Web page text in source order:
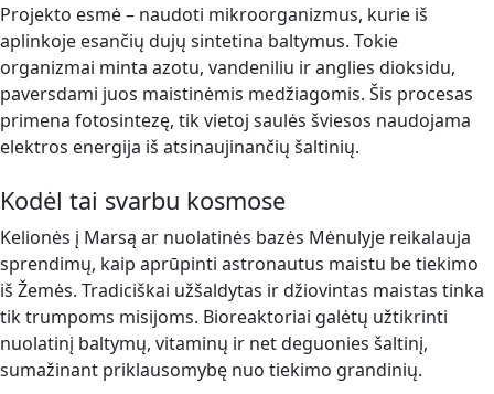
Projekto esmė – naudoti mikroorganizmus, kurie iš
aplinkoje esančių dujų sintetina baltymus. Tokie
organizmai minta azotu, vandeniliu ir anglies dioksidu,
paversdami juos maistinėmis medžiagomis. Šis procesas
primena fotosintezę, tik vietoj saulės šviesos naudojama
elektros energija iš atsinaujinančių šaltinių.
Kodėl tai svarbu kosmose
Kelionės į Marsą ar nuolatinės bazės Mėnulyje reikalauja
sprendimų, kaip aprūpinti astronautus maistu be tiekimo
iš Žemės. Tradiciškai užšaldytas ir džiovintas maistas tinka
tik trumpoms misijoms. Bioreaktoriai galėtų užtikrinti
nuolatinį baltymų, vitaminų ir net deguonies šaltinį,
sumažinant priklausomybę nuo tiekimo grandinių.